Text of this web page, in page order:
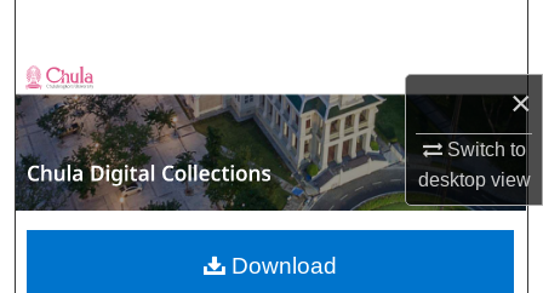
×
Switch to
desktopview
Browse Collections
My Account
About
Digital Commons Network™
Download